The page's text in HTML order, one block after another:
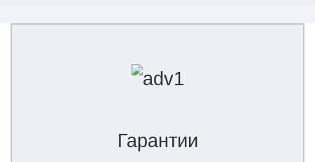
Гарантии